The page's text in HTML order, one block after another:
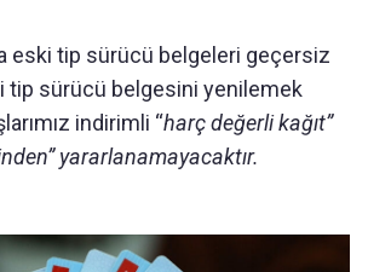
eski tip sürücü belgeleri geçersiz
tip sürücü belgesini yenilemek
indirimli “harç değerli kağıt”
yararlanamayacaktır.